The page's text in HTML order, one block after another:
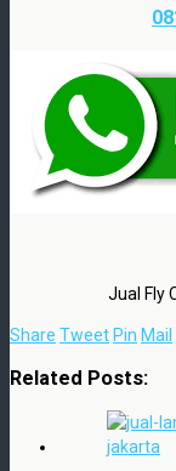
Jual Fly
Share TweetPin Mail
Related Posts: